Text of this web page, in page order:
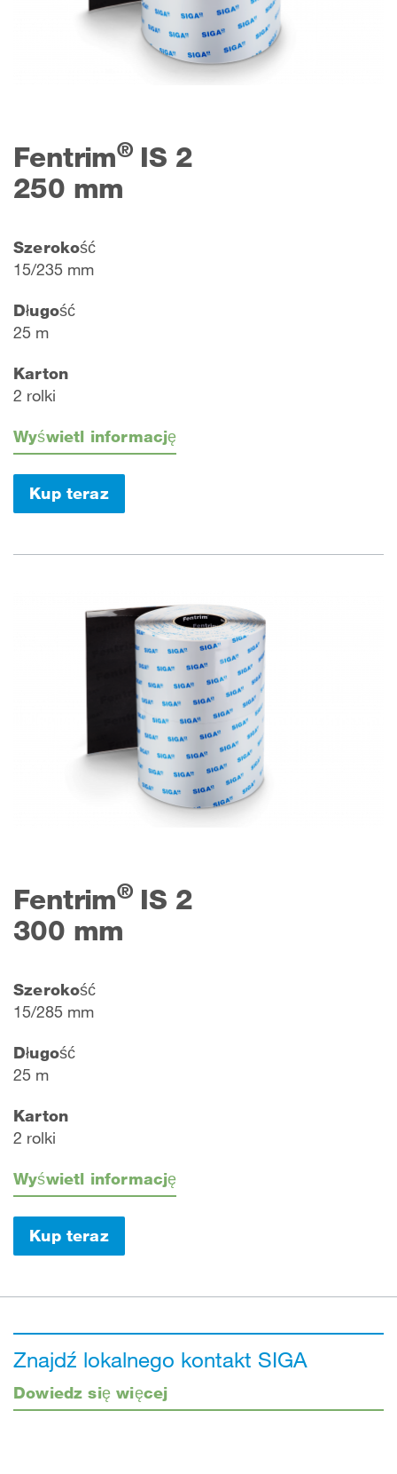
Fentrim®IS 2
250 mm
Szerokość
15/235 mm
Długość
25 m
Karton
2 rolki
Wyświetl informację
Kup teraz
Fentrim®IS 2
300 mm
Szerokość
15/285 mm
Długość
25 m
Karton
2 rolki
Wyświetl informację
Kup teraz
Znajdź lokalnego kontakt SIGA
Dowiedz się więcej